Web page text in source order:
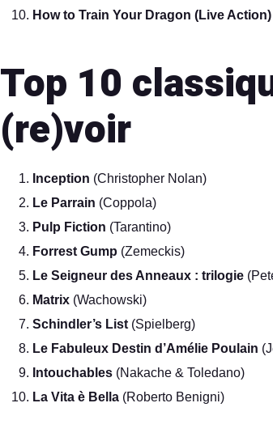
How to Train Your Dragon (Live Action)
Top 10
(re)voir
Inception (Christopher Nolan)
Le Parrain (Coppola)
Pulp Fiction (Tarantino)
Forrest Gump (Zemeckis)
Le Seigneur des Anneaux : trilogie
Matrix (Wachowski)
Schindler’s List (Spielberg)
Le Fabuleux Destin d’Amélie Poulain
Intouchables (Nakache & Toledano)
La Vita è Bella (Roberto Benigni)